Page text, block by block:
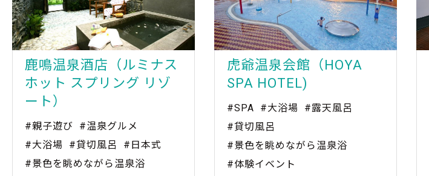
鹿鳴温泉酒店（ルミナス
ホット スプリング リゾ
ート）
#親子遊び
#温泉グルメ
#大浴場
#貸切風呂
#日本式
#景色を眺めながら温泉浴
虎爺温泉会館（HOYA
SPA HOTEL)
#SPA #大浴場
#露天風呂
#貸切風呂
#景色を眺めながら温泉浴
#体験イベント